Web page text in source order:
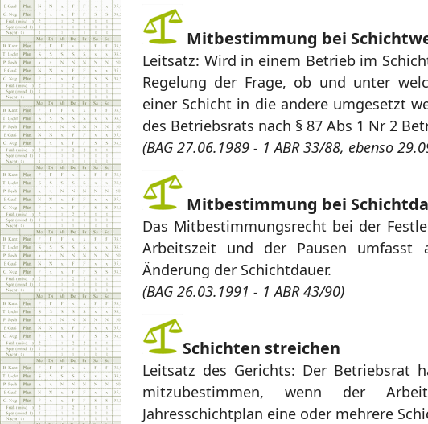
Mitbestimmung bei
Leitsatz: Wird in einem Betrieb im
Regelung der Frage, ob und unter
einer Schicht in die andere umgesetzt
des Betriebsrats nach § 87 Abs 1 Nr 2
(BAG 27.06.1989 - 1 ABR 33/88, ebenso
Mitbestimmung bei
Das Mitbestimmungsrecht bei der
Arbeitszeit und der Pausen umfasst
Änderung der Schichtdauer.
(BAG 26.03.1991 - 1 ABR 43/90)
Schichten streichen
Leitsatz des Gerichts: Der Betriebsrat
mitzubestimmen, wenn der
Jahresschichtplan eine oder mehrere